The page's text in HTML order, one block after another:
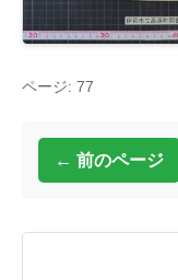
ページ: 77
← 前のページ